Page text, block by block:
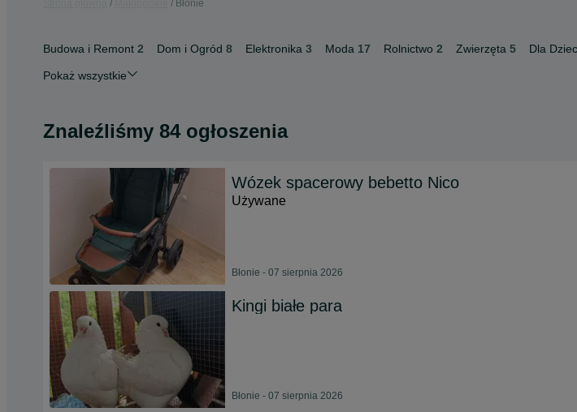
Błonie
Budowa i Remont 2 Dom i Ogród 8 Elektronika 3 Moda 17 Rolnictwo 2 Zwierzęta 5 Dla
Pokaż wszystkie
Znaleźliśmy 84 ogłoszenia
Wózek spacerowy bebetto Nico
Używane
Błonie - 07 sierpnia 2026
Kingi białe para
Błonie - 07 sierpnia 2026